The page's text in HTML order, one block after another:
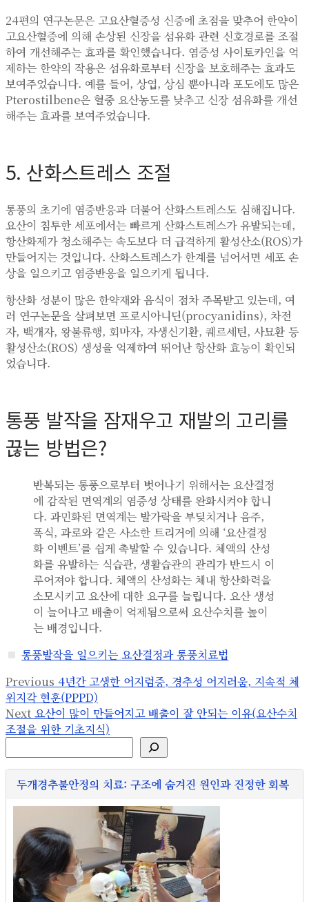
24편의 연구논문은 고요산혈증성 신증에 초점을 맞추어 한약이
고요산혈증에 의해 손상된 신장을 섬유화 관련 신호경로를 조절
하여 개선해주는 효과를 확인했습니다. 염증성 사이토카인을 억
제하는 한약의 작용은 섬유화로부터 신장을 보호해주는 효과도
보여주었습니다. 예를 들어, 상엽, 상심 뿐아니라 포도에도 많은
Pterostilbene은 혈중 요산농도를 낮추고 신장 섬유화를 개선
해주는 효과를 보여주었습니다.
5. 산화스트레스 조절
통풍의 초기에 염증반응과 더불어 산화스트레스도 심해집니다.
요산이 침투한 세포에서는 빠르게 산화스트레스가 유발되는데,
항산화제가 청소해주는 속도보다 더 급격하게 활성산소(ROS)가
만들어지는 것입니다. 산화스트레스가 한계를 넘어서면 세포 손
상을 일으키고 염증반응을 일으키게 됩니다.
항산화 성분이 많은 한약재와 음식이 점차 주목받고 있는데, 여
러 연구논문을 살펴보면 프로시아니딘(procyanidins), 차전
자, 백개자, 왕불류행, 회마자, 자생신기환, 퀘르세틴, 사묘환 등
활성산소(ROS) 생성을 억제하여 뛰어난 항산화 효능이 확인되
었습니다.
통풍 발작을 잠재우고 재발의 고리를
끊는 방법은?
반복되는 통풍으로부터 벗어나기 위해서는 요산결정
에 감작된 면역계의 염증성 상태를 완화시켜야 합니
다. 과민화된 면역계는 발가락을 부딪치거나 음주,
폭식, 과로와 같은 사소한 트리거에 의해 ‘요산결정
화 이벤트’를 쉽게 촉발할 수 있습니다. 체액의 산성
화를 유발하는 식습관, 생활습관의 관리가 반드시 이
루어져야 합니다. 체액의 산성화는 체내 항산화력을
소모시키고 요산에 대한 요구를 늘립니다. 요산 생성
이 늘어나고 배출이 억제됨으로써 요산수치를 높이
는 배경입니다.
통풍발작을 일으키는 요산결정과 통풍치료법
글
탐
색
Previous Previous
post:
4년간 고생한 어지럼증, 경추성 어지러움, 지속적 체
위지각 현훈(PPPD)
Next Next
post:
요산이 많이 만들어지고 배출이 잘 안되는 이유(요산수치
조절을 위한 기초지식)
두개경추불안정의 치료: 구조에 숨겨진 원인과 진정한 회복